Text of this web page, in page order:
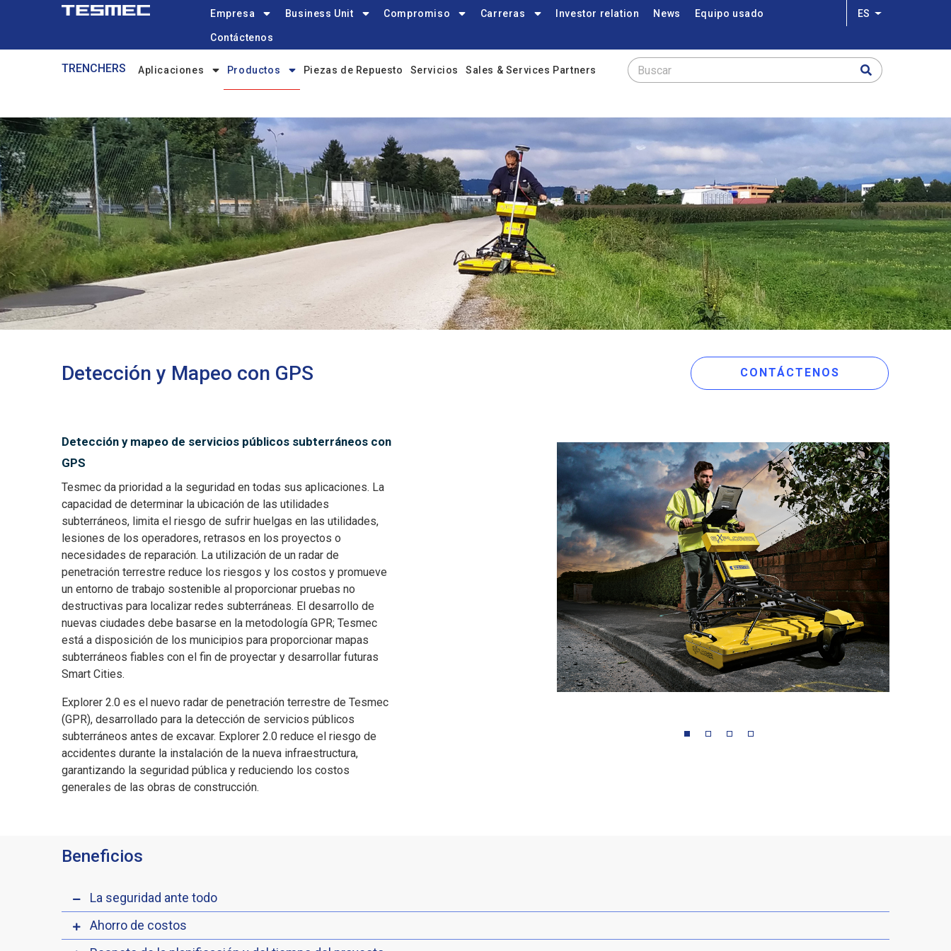
Main
Empresa Business Unit Compromiso Carreras Investor relation News Equipo usado
Contáctenos
ES Lista adicional
TRENCHERS
menu
Aplicaciones Productos Piezas de Repuesto Servicios Sales & Services Partners Buscar
Detección y Mapeo con GPS CONTÁCTENOS
Detección y mapeo de servicios públicos subterráneos con
GPS
Tesmec da prioridad a la seguridad en todas sus aplicaciones. La
capacidad de determinar la ubicación de las utilidades
subterráneos, limita el riesgo de sufrir huelgas en las utilidades,
lesiones de los operadores, retrasos en los proyectos o
necesidades de reparación. La utilización de un radar de
penetración terrestre reduce los riesgos y los costos y promueve
un entorno de trabajo sostenible al proporcionar pruebas no
destructivas para localizar redes subterráneas. El desarrollo de
nuevas ciudades debe basarse en la metodología GPR; Tesmec
está a disposición de los municipios para proporcionar mapas
subterráneos fiables con el fin de proyectar y desarrollar futuras
Smart Cities.
Explorer 2.0 es el nuevo radar de penetración terrestre de Tesmec
(GPR), desarrollado para la detección de servicios públicos
subterráneos antes de excavar. Explorer 2.0 reduce el riesgo de
accidentes durante la instalación de la nueva infraestructura,
garantizando la seguridad pública y reduciendo los costos
generales de las obras de construcción.
Beneficios
La seguridad ante todo
Ahorro de costos